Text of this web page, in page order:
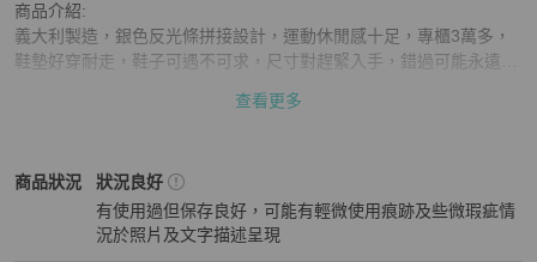
商品介紹:
義大利製造，銀色反光條拼接設計，運動休閒感十足，專櫃3萬多，
鞋墊好穿耐走，鞋子可遇不可求，尺寸對趕緊入手，錯過可能永遠不
二手程度:85%［AB級］
‼️因每個人新舊判定皆不同，請以實際照片為主，故僅作參考‼️
查看更多
商品狀況
Dior男鞋商品狀態與細節
狀況良好
有使用過但保存良好，可能有輕微使用痕跡及些微瑕疵情
況於照片及文字描述呈現